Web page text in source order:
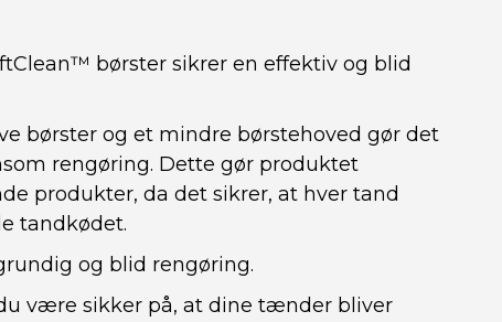
børster sikrer en effektiv og blid
børster og et mindre børstehoved gør det
rengøring. Dette gør produktet
produkter, da det sikrer, at hver tand
tandkødet.
og blid rengøring.
være sikker på, at dine tænder bliver